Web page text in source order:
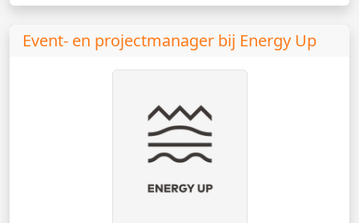
Event- en projectmanager bij Energy Up